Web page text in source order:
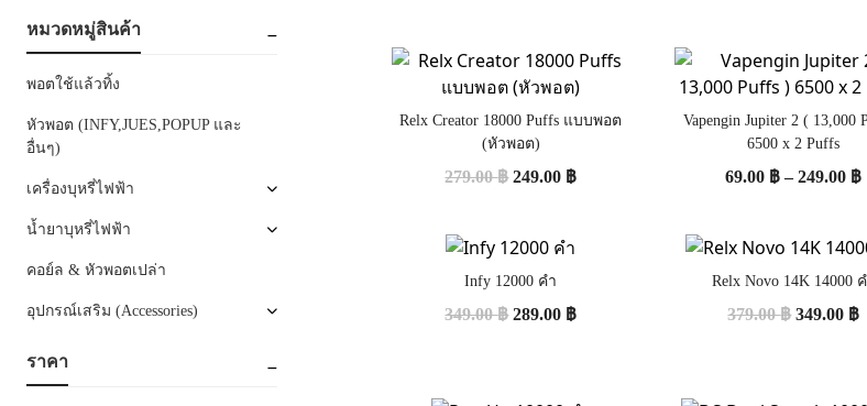
หมวดหมู่สินค้า
พอตใช้แล้วทิ้ง
หัวพอต (INFY,JUES,POPUP และ
อื่นๆ)
เครื่องบุหรี่ไฟฟ้า
น้ำยาบุหรี่ไฟฟ้า
คอย์ล & หัวพอตเปล่า
อุปกรณ์เสริม (Accessories)
ราคา
Relx Creator 18000 Puffs แบบพอต
(หัวพอต)
279.00฿ 249.00 ฿
Vapengin Jupiter 2 ( 13,000
6500 x 2 Puffs
69.00 ฿–249.00 ฿
Infy 12000 คำ
349.00฿ 289.00 ฿
Relx Novo 14K 14000
379.00฿ 349.00 ฿